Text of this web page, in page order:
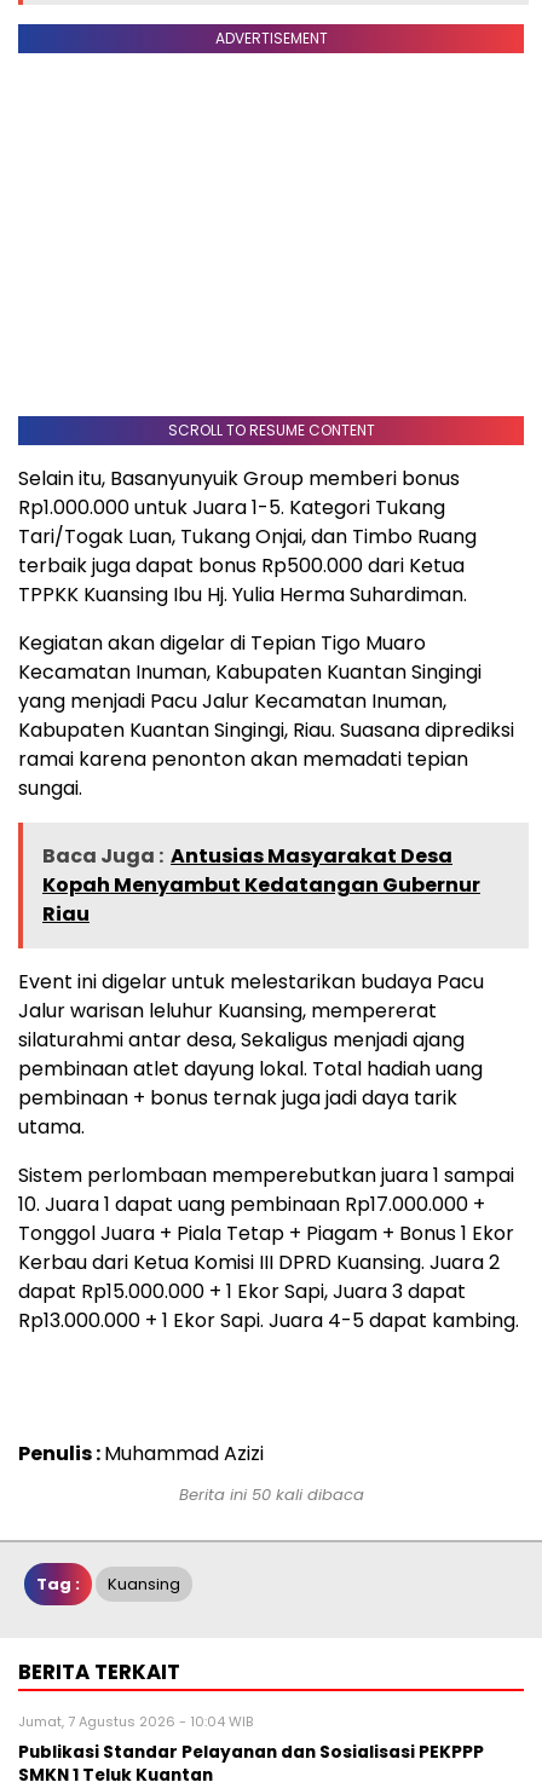
ADVERTISEMENT
SCROLL TO RESUME CONTENT
Selain itu, Basanyunyuik Group memberi bonus
Rp1.000.000 untuk Juara 1-5. Kategori Tukang
Tari/Togak Luan, Tukang Onjai, dan Timbo Ruang
terbaik juga dapat bonus Rp500.000 dari Ketua
TPPKK Kuansing Ibu Hj. Yulia Herma Suhardiman.
Kegiatan akan digelar di Tepian Tigo Muaro
Kecamatan Inuman, Kabupaten Kuantan Singingi
yang menjadi Pacu Jalur Kecamatan Inuman,
Kabupaten Kuantan Singingi, Riau. Suasana diprediksi
ramai karena penonton akan memadati tepian
sungai.
Baca Juga : Antusias Masyarakat Desa
Kopah Menyambut Kedatangan Gubernur
Riau
Event ini digelar untuk melestarikan budaya Pacu
Jalur warisan leluhur Kuansing, mempererat
silaturahmi antar desa, Sekaligus menjadi ajang
pembinaan atlet dayung lokal. Total hadiah uang
pembinaan + bonus ternak juga jadi daya tarik
utama.
Sistem perlombaan memperebutkan juara 1 sampai
10. Juara 1 dapat uang pembinaan Rp17.000.000 +
Tonggol Juara + Piala Tetap + Piagam + Bonus 1 Ekor
Kerbau dari Ketua Komisi III DPRD Kuansing. Juara 2
dapat Rp15.000.000 + 1 Ekor Sapi, Juara 3 dapat
Rp13.000.000 + 1 Ekor Sapi. Juara 4-5 dapat kambing.
Penulis :Muhammad Azizi
Berita ini 50 kali dibaca
Tag : Kuansing
BERITA TERKAIT
Jumat, 7 Agustus 2026 - 10:04 WIB
Publikasi Standar Pelayanan dan Sosialisasi PEKPPP
SMKN 1 Teluk Kuantan